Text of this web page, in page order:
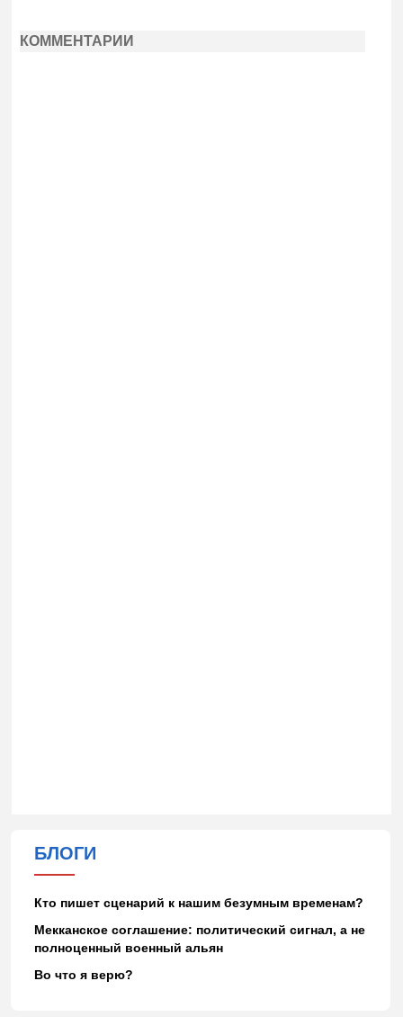
КОММЕНТАРИИ
БЛОГИ
Кто пишет сценарий к нашим безумным временам?
Мекканское соглашение: политический сигнал, а не
полноценный военный альян
Во что я верю?